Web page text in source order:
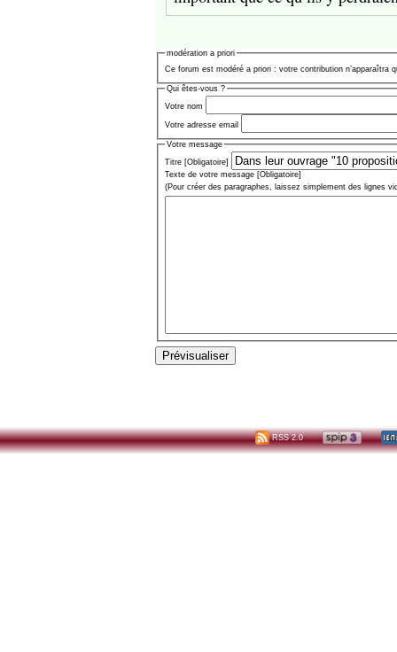
modération a priori
Ce forum est modéré a priori : votre contribution n’apparaîtra
Qui êtes-vous ?
Votre nom
Votre adresse email
Votre message
Titre [Obligatoire]
Texte de votre message [Obligatoire]
(Pour créer des paragraphes, laissez simplement des lignes
RSS 2.0